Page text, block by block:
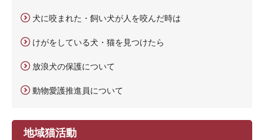
犬に咬まれた・飼い犬が人を咬んだ時は
けがをしている犬・猫を見つけたら
放浪犬の保護について
動物愛護推進員について
地域猫活動